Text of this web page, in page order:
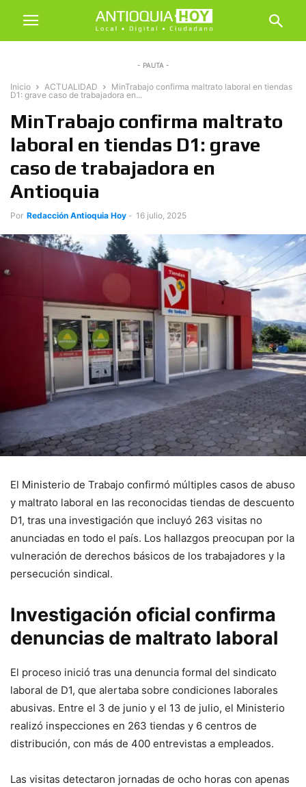
- PAUTA -
Inicio ACTUALIDAD
MinTrabajo confirma maltrato laboral en tiendas
D1: grave caso de trabajadora en...
MinTrabajo confirma maltrato
laboral en tiendas D1: grave
caso de trabajadora en
Antioquia
Por Redacción Antioquia Hoy - 16 julio, 2025
El Ministerio de Trabajo confirmó múltiples casos de abuso
y maltrato laboral en las reconocidas tiendas de descuento
D1, tras una investigación que incluyó 263 visitas no
anunciadas en todo el país. Los hallazgos preocupan por la
vulneración de derechos básicos de los trabajadores y la
persecución sindical.
Investigación oficial confirma
denuncias de maltrato laboral
El proceso inició tras una denuncia formal del sindicato
laboral de D1, que alertaba sobre condiciones laborales
abusivas. Entre el 3 de junio y el 13 de julio, el Ministerio
realizó inspecciones en 263 tiendas y 6 centros de
distribución, con más de 400 entrevistas a empleados.
Las visitas detectaron jornadas de ocho horas con apenas